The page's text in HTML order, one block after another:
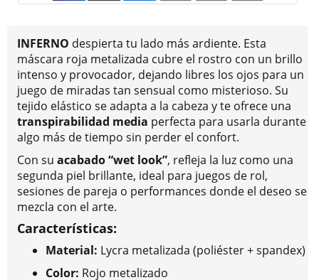
INFERNO despierta tu lado más ardiente. Esta
máscara roja metalizada cubre el rostro con un brillo
intenso y provocador, dejando libres los ojos para un
juego de miradas tan sensual como misterioso. Su
tejido elástico se adapta a la cabeza y te ofrece una
transpirabilidad media perfecta para usarla durante
algo más de tiempo sin perder el confort.
Con su acabado “wet look”, refleja la luz como una
segunda piel brillante, ideal para juegos de rol,
sesiones de pareja o performances donde el deseo se
mezcla con el arte.
Características:
Material: Lycra metalizada (poliéster + spandex)
Color: Rojo metalizado